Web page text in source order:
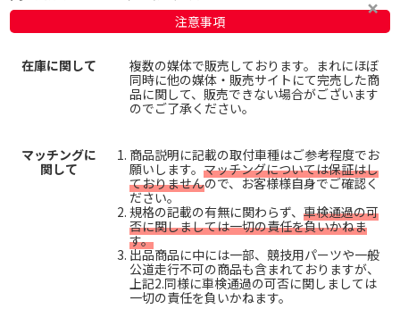
注意事項
在庫に関して
複数の媒体で販売しております。まれにほぼ
同時に他の媒体・販売サイトにて完売した商
品に関して、販売できない場合がございます
のでご了承ください。
マッチングに
関して
商品説明に記載の取付車種はご参考程度でお
願いします。 マッチングについては保証はし
ておりませんので、お客様様自身でご確認く
ださい。
規格の記載の有無に関わらず、 車検通過の可
否に関しましては一切の責任を負いかねま
す。
出品商品に中には一部、競技用パーツや一般
公道走行不可の商品も含まれておりますが、
上記2.同様に車検通過の可否に関しましては
一切の責任を負いかねます。